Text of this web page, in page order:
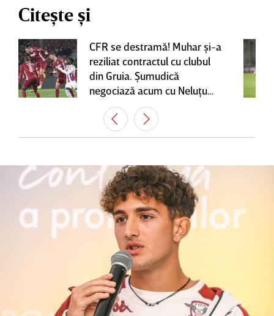
Citește și
CFR se destramă! Muhar şi-a
reziliat contractul cu clubul
din Gruia. Şumudică
negociază acum cu Neluţu
Varga, care mai are o
variantă pentru banca tehnică
| EXCLUSIV